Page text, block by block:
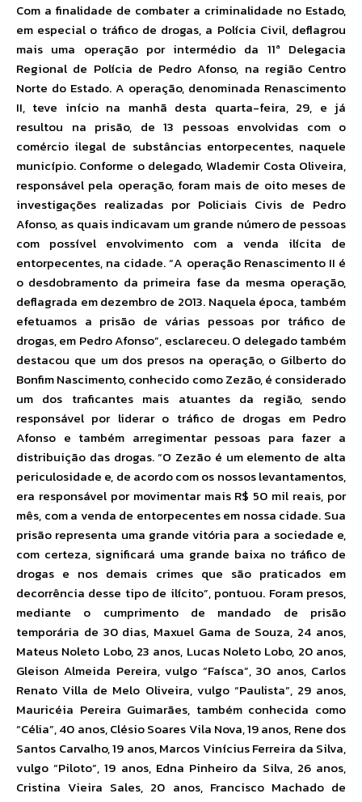
Com a finalidade de combater a criminalidade no Estado,
em especial o tráfico de drogas, a Polícia Civil, deflagrou
mais uma operação por intermédio da 11ª Delegacia
Regional de Polícia de Pedro Afonso, na região Centro
Norte do Estado. A operação, denominada Renascimento
II, teve início na manhã desta quarta-feira, 29, e já
resultou na prisão, de 13 pessoas envolvidas com o
comércio ilegal de substâncias entorpecentes, naquele
município. Conforme o delegado, Wlademir Costa Oliveira,
responsável pela operação, foram mais de oito meses de
investigações realizadas por Policiais Civis de Pedro
Afonso, as quais indicavam um grande número de pessoas
com possível envolvimento com a venda ilícita de
entorpecentes, na cidade. “A operação Renascimento II é
o desdobramento da primeira fase da mesma operação,
deflagrada em dezembro de 2013. Naquela época, também
efetuamos a prisão de várias pessoas por tráfico de
drogas, em Pedro Afonso”, esclareceu. O delegado também
destacou que um dos presos na operação, o Gilberto do
Bonfim Nascimento, conhecido como Zezão, é considerado
um dos traficantes mais atuantes da região, sendo
responsável por liderar o tráfico de drogas em Pedro
Afonso e também arregimentar pessoas para fazer a
distribuição das drogas. “O Zezão é um elemento de alta
periculosidade e, de acordo com os nossos levantamentos,
era responsável por movimentar mais R$ 50 mil reais, por
mês, com a venda de entorpecentes em nossa cidade. Sua
prisão representa uma grande vitória para a sociedade e,
com certeza, significará uma grande baixa no tráfico de
drogas e nos demais crimes que são praticados em
decorrência desse tipo de ilícito”, pontuou. Foram presos,
mediante o cumprimento de mandado de prisão
temporária de 30 dias, Maxuel Gama de Souza, 24 anos,
Mateus Noleto Lobo, 23 anos, Lucas Noleto Lobo, 20 anos,
Gleison Almeida Pereira, vulgo “Faísca”, 30 anos, Carlos
Renato Villa de Melo Oliveira, vulgo “Paulista”, 29 anos,
Mauricéia Pereira Guimarães, também conhecida como
“Célia”, 40 anos, Clésio Soares Vila Nova, 19 anos, Rene dos
Santos Carvalho, 19 anos, Marcos Vinícius Ferreira da Silva,
vulgo “Piloto”, 19 anos, Edna Pinheiro da Silva, 26 anos,
Cristina Vieira Sales, 20 anos, Francisco Machado de